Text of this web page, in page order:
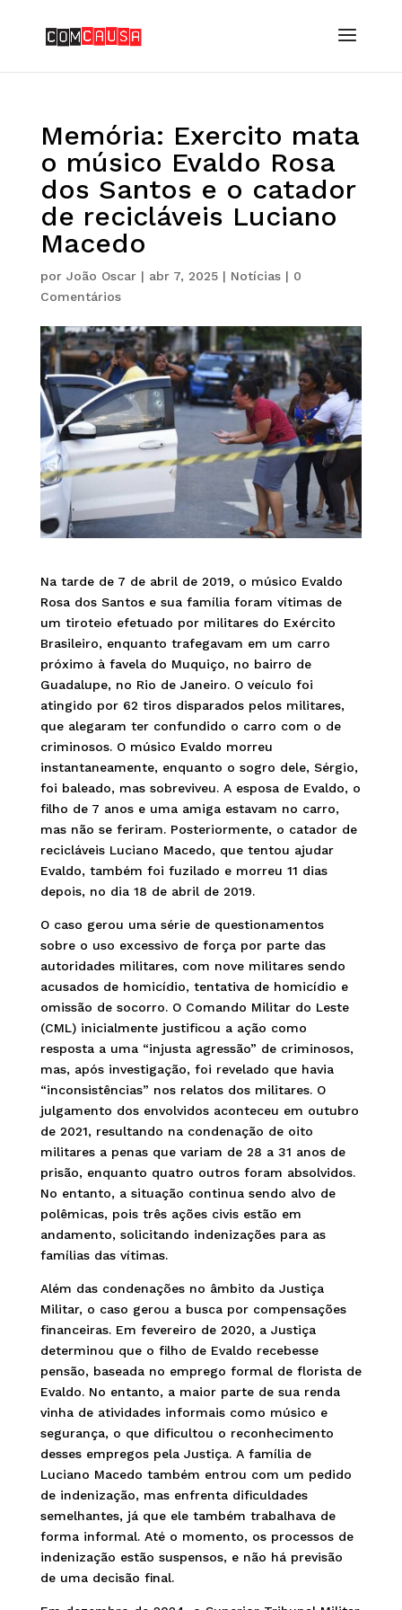
Memória: Exercito mata
o músico Evaldo Rosa
dos Santos e o catador
de recicláveis Luciano
Macedo
por João Oscar| abr 7, 2025| Notícias| 0
Comentários
Na tarde de 7 de abril de 2019, o músico Evaldo
Rosa dos Santos e sua família foram vítimas de
um tiroteio efetuado por militares do Exército
Brasileiro, enquanto trafegavam em um carro
próximo à favela do Muquiço, no bairro de
Guadalupe, no Rio de Janeiro. O veículo foi
atingido por 62 tiros disparados pelos militares,
que alegaram ter confundido o carro com o de
criminosos. O músico Evaldo morreu
instantaneamente, enquanto o sogro dele, Sérgio,
foi baleado, mas sobreviveu. A esposa de Evaldo, o
filho de 7 anos e uma amiga estavam no carro,
mas não se feriram. Posteriormente, o catador de
recicláveis Luciano Macedo, que tentou ajudar
Evaldo, também foi fuzilado e morreu 11 dias
depois, no dia 18 de abril de 2019.
O caso gerou uma série de questionamentos
sobre o uso excessivo de força por parte das
autoridades militares, com nove militares sendo
acusados de homicídio, tentativa de homicídio e
omissão de socorro. O Comando Militar do Leste
(CML) inicialmente justificou a ação como
resposta a uma “injusta agressão” de criminosos,
mas, após investigação, foi revelado que havia
“inconsistências” nos relatos dos militares. O
julgamento dos envolvidos aconteceu em outubro
de 2021, resultando na condenação de oito
militares a penas que variam de 28 a 31 anos de
prisão, enquanto quatro outros foram absolvidos.
No entanto, a situação continua sendo alvo de
polêmicas, pois três ações civis estão em
andamento, solicitando indenizações para as
famílias das vítimas.
Além das condenações no âmbito da Justiça
Militar, o caso gerou a busca por compensações
financeiras. Em fevereiro de 2020, a Justiça
determinou que o filho de Evaldo recebesse
pensão, baseada no emprego formal de florista de
Evaldo. No entanto, a maior parte de sua renda
vinha de atividades informais como músico e
segurança, o que dificultou o reconhecimento
desses empregos pela Justiça. A família de
Luciano Macedo também entrou com um pedido
de indenização, mas enfrenta dificuldades
semelhantes, já que ele também trabalhava de
forma informal. Até o momento, os processos de
indenização estão suspensos, e não há previsão
de uma decisão final.